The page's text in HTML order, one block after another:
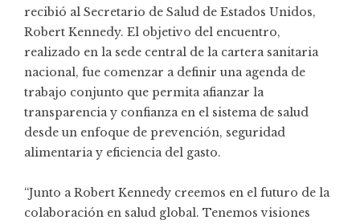
recibió al Secretario de Salud de Estados Unidos,
Robert Kennedy. El objetivo del encuentro,
realizado en la sede central de la cartera sanitaria
nacional, fue comenzar a definir una agenda de
trabajo conjunto que permita afianzar la
transparencia y confianza en el sistema de salud
desde un enfoque de prevención, seguridad
alimentaria y eficiencia del gasto.
“Junto a Robert Kennedy creemos en el futuro de la
colaboración en salud global. Tenemos visiones